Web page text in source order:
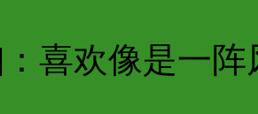
喜欢像是一